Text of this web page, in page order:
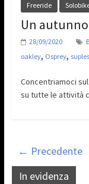
Freeride
Un
28/09/2020
oakley, Osprey,
Concentriamoci
su tutte le attività
← Precedente
In evidenza